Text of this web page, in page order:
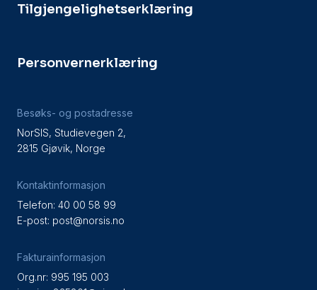
Tilgjengelighetserklæring
Personvernerklæring
Besøks- og postadresse
NorSIS, Studievegen 2,
2815 Gjøvik, Norge
Kontaktinformasjon
Telefon: 40 00 58 99
E-post: post@norsis.no
Fakturainformasjon
Org.nr: 995 195 003